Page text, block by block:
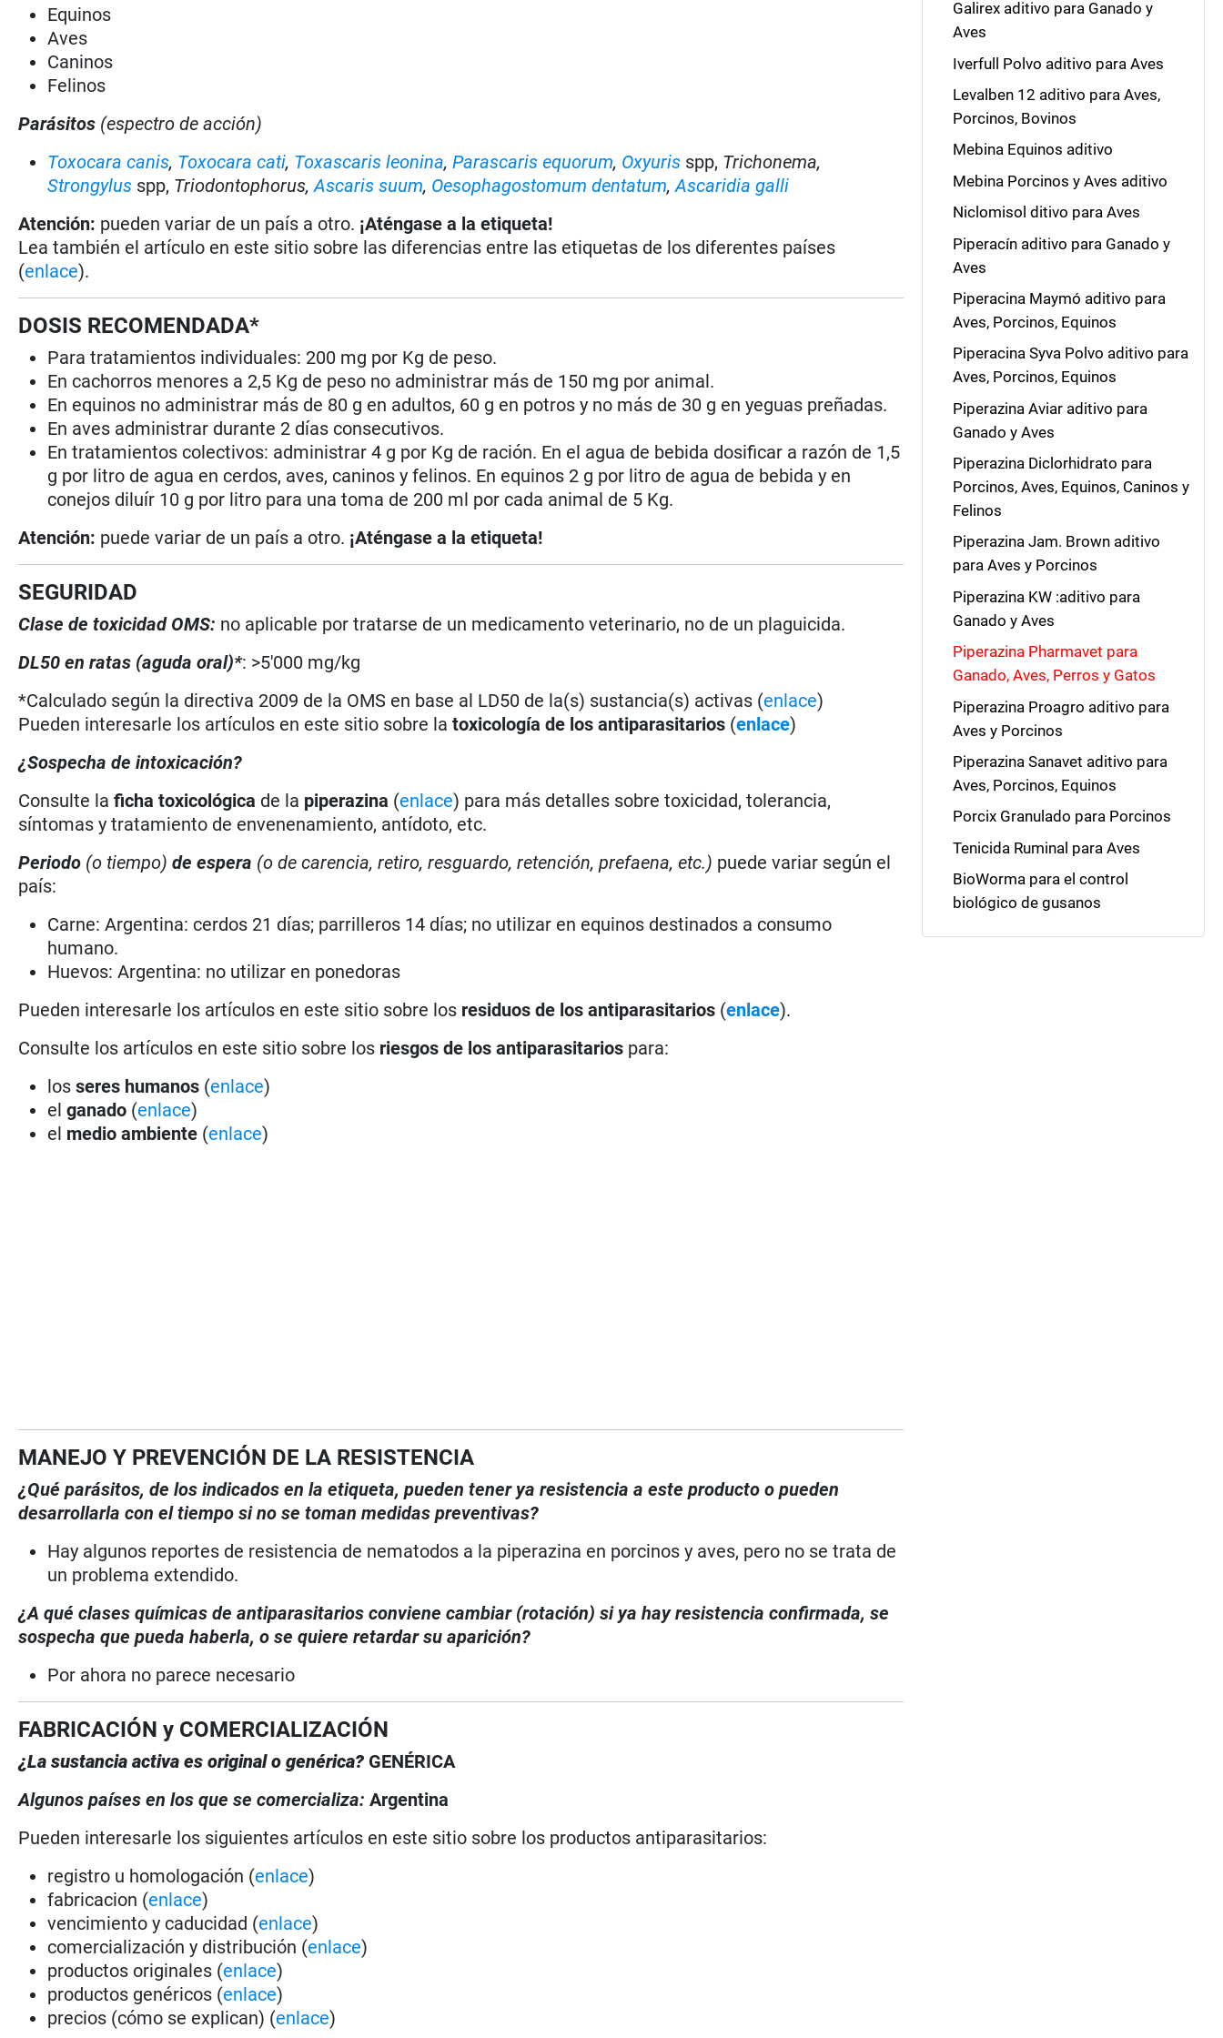
Equinos
Aves
Caninos
Felinos
Parásitos (espectro de acción)
Toxocara canis, Toxocara cati, Toxascaris leonina,Parascaris equorum, Oxyuris spp, Trichonema,
Strongylus spp, Triodontophorus,Ascaris suum, Oesophagostomum dentatum,Ascaridia galli
Atención: pueden variar de un país a otro. ¡Aténgase a la etiqueta!
Lea también el artículo en este sitio sobre las diferencias entre las etiquetas de los diferentes países
(enlace).
DOSIS RECOMENDADA*
Para tratamientos individuales: 200 mg por Kg de peso.
En cachorros menores a 2,5 Kg de peso no administrar más de 150 mg por animal.
En equinos no administrar más de 80 g en adultos, 60 g en potros y no más de 30 g en yeguas preñadas.
En aves administrar durante 2 días consecutivos.
En tratamientos colectivos: administrar 4 g por Kg de ración. En el agua de bebida dosificar a razón de 1,5
g por litro de agua en cerdos, aves, caninos y felinos. En equinos 2 g por litro de agua de bebida y en
conejos diluír 10 g por litro para una toma de 200 ml por cada animal de 5 Kg.
Atención: puede variar de un país a otro. ¡Aténgase a la etiqueta!
SEGURIDAD
Clase de toxicidad OMS: no aplicable por tratarse de un medicamento veterinario, no de un plaguicida.
DL50 en ratas (aguda oral)*: >5'000 mg/kg
*Calculado según la directiva 2009 de la OMS en base al LD50 de la(s) sustancia(s) activas (enlace)
Pueden interesarle los artículos en este sitio sobre la toxicología de los antiparasitarios (enlace)
¿Sospecha de intoxicación?
Consulte laficha toxicológica de la piperazina (enlace) para más detalles sobre toxicidad, tolerancia,
síntomas y tratamiento de envenenamiento, antídoto, etc.
Periodo (o tiempo) de espera (o de carencia, retiro, resguardo, retención, prefaena, etc.) puede variar según el
país:
Carne: Argentina: cerdos 21 días; parrilleros 14 días; no utilizar en equinos destinados a consumo
humano.
Huevos: Argentina: no utilizar en ponedoras
Pueden interesarle los artículos en este sitio sobre los residuos de los antiparasitarios (enlace).
Consulte los artículos en este sitio sobre los riesgos de los antiparasitarios para:
losseres humanos (enlace)
elganado (enlace)
el medio ambiente (enlace)
MANEJO Y PREVENCIÓN DE LA RESISTENCIA
¿Qué parásitos, de los indicados en la etiqueta, pueden tener ya resistencia a este producto o pueden
desarrollarla con el tiempo si no se toman medidas preventivas?
Hay algunos reportes de resistencia de nematodos a la piperazina en porcinos y aves, pero no se trata de
un problema extendido.
¿A qué clases químicas de antiparasitarios conviene cambiar (rotación) si ya hay resistencia confirmada, se
sospecha que pueda haberla, o se quiere retardar su aparición?
Por ahora no parece necesario
FABRICACIÓN y COMERCIALIZACIÓN
¿La sustancia activa es original o genérica? GENÉRICA
Algunos países en los que se comercializa: Argentina
Pueden interesarle los siguientes artículos en este sitio sobre los productos antiparasitarios:
registro u homologación (enlace)
fabricacion (enlace)
vencimiento y caducidad (enlace)
comercialización y distribución (enlace)
productos originales (enlace)
productos genéricos (enlace)
precios (cómo se explican) (enlace)
Galirex aditivo para Ganado y
Aves
Iverfull Polvo aditivo para Aves
Levalben 12 aditivo para Aves,
Porcinos, Bovinos
Mebina Equinos aditivo
Mebina Porcinos y Aves aditivo
Niclomisol ditivo para Aves
Piperacín aditivo para Ganado y
Aves
Piperacina Maymó aditivo para
Aves, Porcinos, Equinos
Piperacina Syva Polvo aditivo para
Aves, Porcinos, Equinos
Piperazina Aviar aditivo para
Ganado y Aves
Piperazina Diclorhidrato para
Porcinos, Aves, Equinos, Caninos y
Felinos
Piperazina Jam. Brown aditivo
para Aves y Porcinos
Piperazina KW :aditivo para
Ganado y Aves
Piperazina Pharmavet para
Ganado, Aves, Perros y Gatos
Piperazina Proagro aditivo para
Aves y Porcinos
Piperazina Sanavet aditivo para
Aves, Porcinos, Equinos
Porcix Granulado para Porcinos
Tenicida Ruminal para Aves
BioWorma para el control
biológico de gusanos